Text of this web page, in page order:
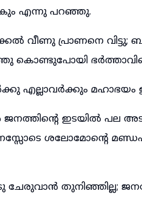
എന്നു പറഞ്ഞു.
വീണു പ്രാണനെ വിട്ടു;
ഭർത്താവിന്റെ
എല്ലാവർക്കും മഹാഭയം
ഇടയിൽ പല
ശലോമോന്റെ
തുനിഞ്ഞില്ല;